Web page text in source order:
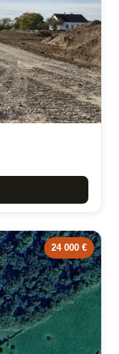
24 000 €